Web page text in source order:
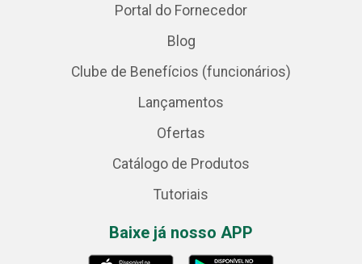
Portal do Fornecedor
Blog
Clube de Benefícios (funcionários)
Lançamentos
Ofertas
Catálogo de Produtos
Tutoriais
Baixe já nosso APP